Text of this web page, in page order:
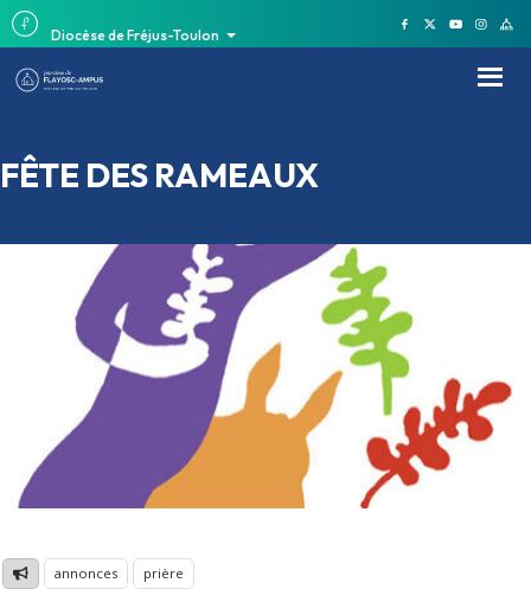
Diocèse de Fréjus-Toulon
FÊTE DES RAMEAUX
annonces prière